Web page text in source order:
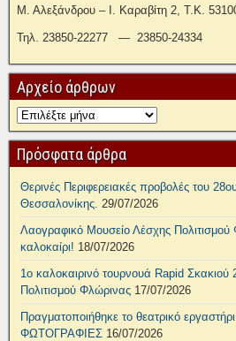
Μ. Αλεξάνδρου – Ι. Καραβίτη 2, Τ.Κ.
Τηλ. 23850-22277 — 23850-24334
Αρχείο άρθρων
Πρόσφατα άρθρα
Θερινές Περιφερειακές προβολές του
Θεσσαλονίκης. 29/07/2026
Λαογραφικό Μουσείο Λέσχης Πολιτισμού
καλοκαίρι! 18/07/2026
1ο καλοκαιρινό τουρνουά Rapid
Πολιτισμού Φλώρινας 17/07/2026
Πραγματοποιήθηκε το θεατρικό
ΦΩΤΟΓΡΑΦΙΕΣ 16/07/2026